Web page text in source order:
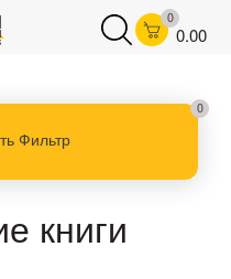
0
0.00
Фильтр
0
книги